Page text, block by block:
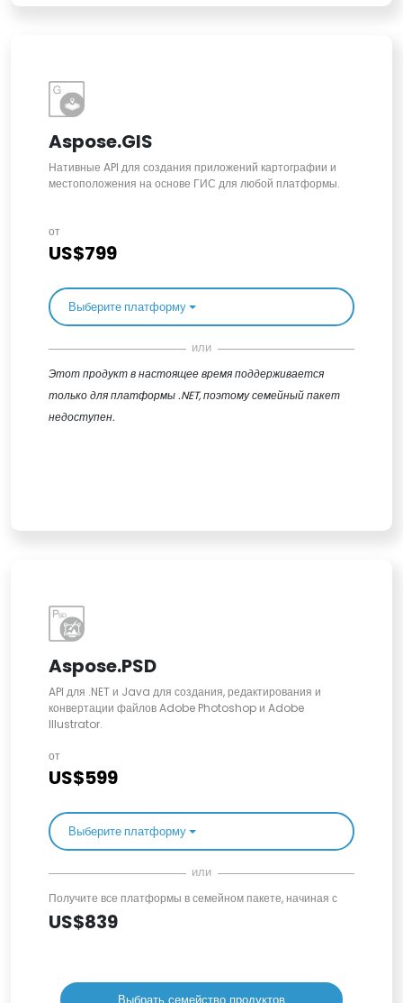
Aspose.GIS
Нативные API для создания приложений картографии и
местоположения на основе ГИС для любой платформы.
от
US$799
Выберите платформу
или
Этот продукт в настоящее время поддерживается
только для платформы .NET, поэтому семейный пакет
недоступен.
Aspose.PSD
API для .NET и Java для создания, редактирования и
конвертации файлов Adobe Photoshop и Adobe
Illustrator.
от
US$599
Выберите платформу
или
Получите все платформы в семейном пакете, начиная с
US$839